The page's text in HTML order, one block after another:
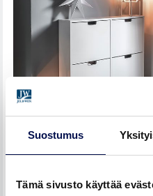
Suostumus
Tämä sivusto käyttää
Puukuiturakenteinen